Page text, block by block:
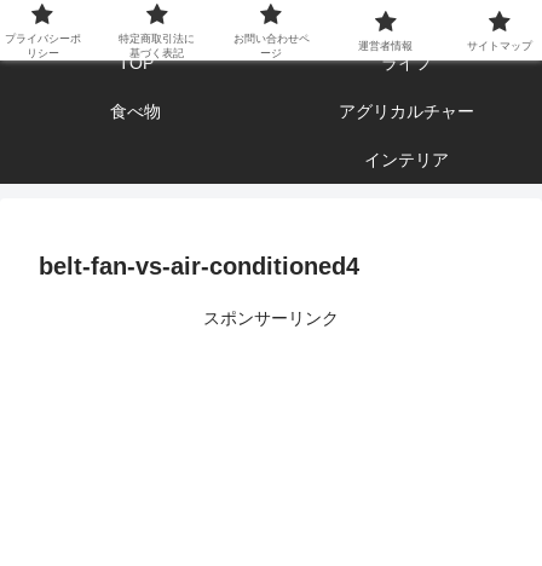
エンジョイ ブログライフ
TOP ライフ
食べ物 アグリカルチャー
インテリア
belt-fan-vs-air-conditioned4
スポンサーリンク
プライバシーポ
リシー
特定商取引法に
基づく表記
お問い合わせペ
ージ
運営者情報 サイトマップ